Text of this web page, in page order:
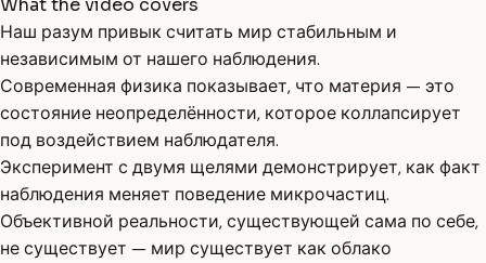
What the video covers
Наш разум привык считать мир стабильным и
независимым от нашего наблюдения.
Современная физика показывает, что материя — это
состояние неопределённости, которое коллапсирует
под воздействием наблюдателя.
Эксперимент с двумя щелями демонстрирует, как факт
наблюдения меняет поведение микрочастиц.
Объективной реальности, существующей сама по себе,
не существует — мир существует как облако